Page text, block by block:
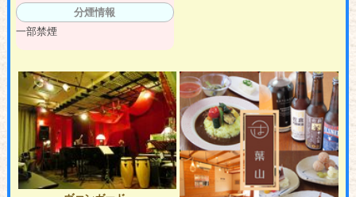
分煙情報
一部禁煙